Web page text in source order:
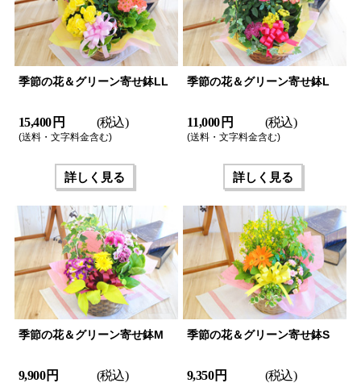
季節の花＆グリーン寄せ鉢LL
15,400 円 (税込)
(送料・文字料金含む)
詳しく見る
季節の花＆グリーン寄せ鉢L
11,000 円 (税込)
(送料・文字料金含む)
詳しく見る
季節の花＆グリーン寄せ鉢M
9,900 円 (税込)
季節の花＆グリーン寄せ鉢S
9,350 円 (税込)